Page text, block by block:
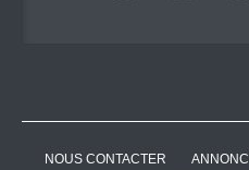
NOUS CONTACTER